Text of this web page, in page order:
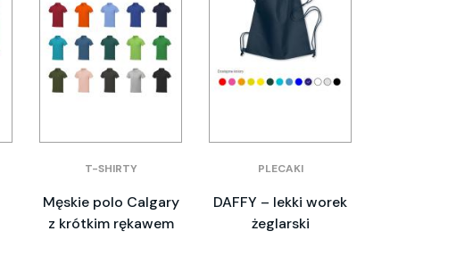
T-SHIRTY
Męskie polo Calgary
z krótkim rękawem
PLECAKI
DAFFY – lekki worek
żeglarski